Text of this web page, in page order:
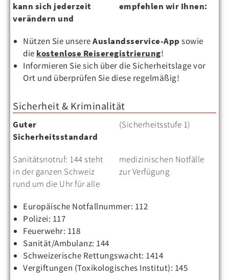
kann sich jederzeit
verändern und
empfehlen wir Ihnen:
Nützen Sie unsereAuslandsservice-App sowie
die kostenlose Reiseregistrierung!
Informieren Sie sich über die Sicherheitslage vor
Ort und überprüfen Sie diese regelmäßig!
Sicherheit & Kriminalität
Guter
Sicherheitsstandard
(Sicherheitsstufe 1)
Sanitätsnotruf: 144 steht
in der ganzen Schweiz
rund um die Uhr für alle
medizinischen Notfälle
zur Verfügung
Europäische Notfallnummer: 112
Polizei: 117
Feuerwehr: 118
Sanität/Ambulanz: 144
Schweizerische Rettungswacht: 1414
Vergiftungen (Toxikologisches Institut): 145